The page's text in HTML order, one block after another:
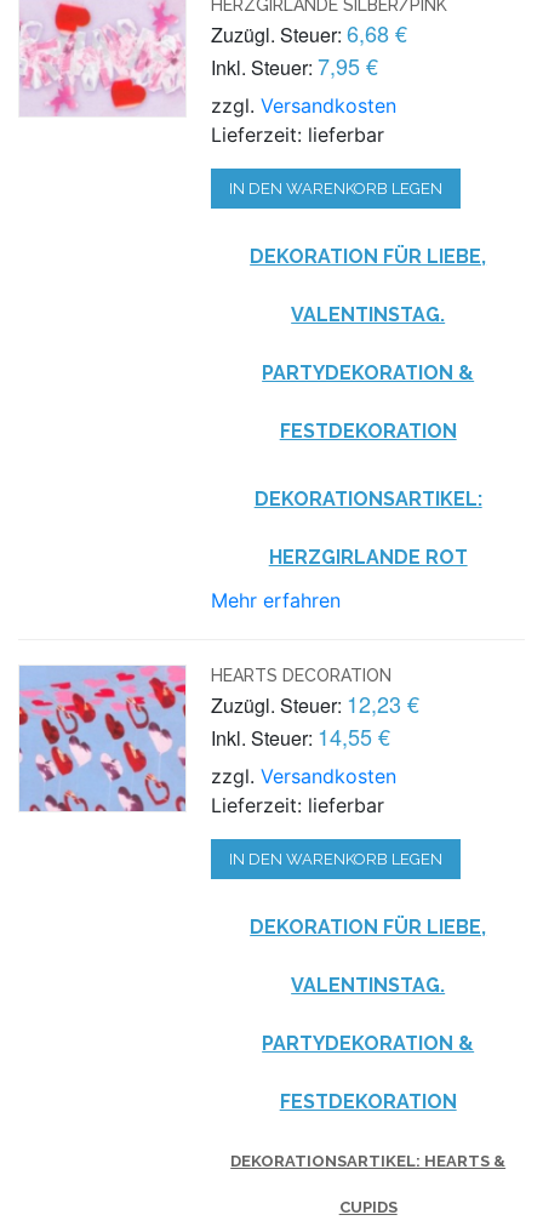
HERZGIRLANDE SILBER/PINK
Zuzügl. Steuer: 6,68 €
Inkl. Steuer: 7,95 €
zzgl.Versandkosten
Lieferzeit: lieferbar
IN DEN WARENKORB LEGEN
DEKORATION FÜR LIEBE,
VALENTINSTAG.
PARTYDEKORATION &
FESTDEKORATION
DEKORATIONSARTIKEL:
HERZGIRLANDE ROT
Mehr erfahren
HEARTS DECORATION
Zuzügl. Steuer: 12,23 €
Inkl. Steuer: 14,55 €
zzgl.Versandkosten
Lieferzeit: lieferbar
IN DEN WARENKORB LEGEN
DEKORATION FÜR LIEBE,
VALENTINSTAG.
PARTYDEKORATION &
FESTDEKORATION
DEKORATIONSARTIKEL: HEARTS &
CUPIDS